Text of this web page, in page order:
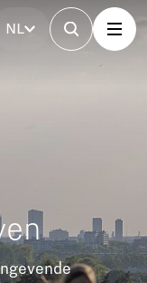
NL
de regio met